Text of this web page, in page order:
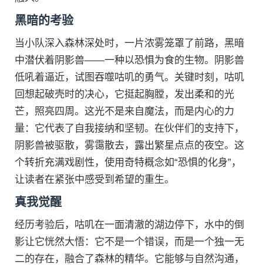
黑暗的考验
当小队深入森林深处时，一片浓雾笼罩了前路，黑暗
中潜伏着阴影兽——一种以恐惧为食的生物。阴影兽
低吼着逼近，试图吞噬咕叽的勇气。关键时刻，咕叽
回想起破壳时的决心，它挺起胸膛，发出柔和的光
芒，照亮四周。这光不是来自魔法，而是内心的力
量：它代表了自我接纳和坚韧。在伙伴们的支持下，
阴影兽被驱散，雾霭散去，露出繁星点点的夜空。这
个转折充满戏剧性，使用奇特概念如“恐惧的化身”，
让读者在紧张中感受到希望的重生。
真我觉醒
经历考验后，咕叽在一面清澈的湖边停下，水中的倒
影让它恍然大悟：它不是一个错误，而是一个独一无
二的存在，融合了森林的精华。它能够与自然沟通，